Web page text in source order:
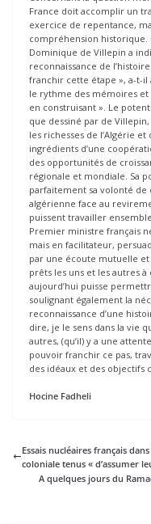
France doit accomplir un
exercice de repentance,
compréhension historique.
Dominique de Villepin a
reconnaissance de
franchir cette étape », a-t-il
le rythme des mémoires et
en construisant ». Le
que dessiné par de
les richesses de l’Algérie
ingrédients d’une
des opportunités de
régionale et mondiale. Sa
parfaitement sa volonté de
algérienne face au
puissent travailler
Premier ministre français
mais en facilitateur,
par une écoute mutuelle et
prêts les uns et les autres
aujourd’hui puisse
soulignant également la
reconnaissance d’une
dire, je le sens dans la vie
autres, (qu’il) y a une
pouvoir franchir ce pas,
des idéaux et des objectifs
Hocine Fadheli
Essais nucléaires français
coloniale tenus « d’assumer
A quelques jours du